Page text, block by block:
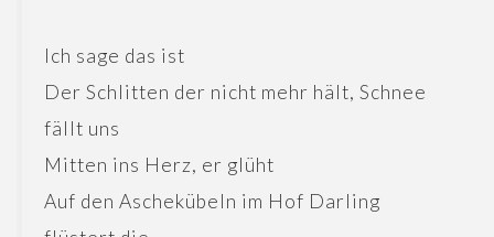
Ich sage das ist
Der Schlitten der nicht mehr hält, Schnee
fällt uns
Mitten ins Herz, er glüht
Auf den Aschekübeln im Hof Darling